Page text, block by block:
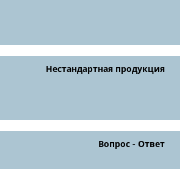
Нестандартная продукция
Вопрос - Ответ